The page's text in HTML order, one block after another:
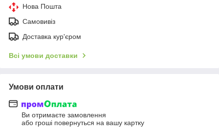
Нова Пошта
Самовивіз
Доставка кур'єром
Всі умови доставки
Умови оплати
Ви отримаєте замовлення
або гроші повернуться на вашу картку